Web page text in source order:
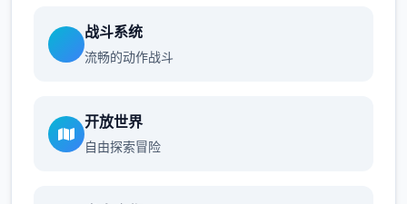
战斗系统
流畅的动作战斗
开放世界
自由探索冒险